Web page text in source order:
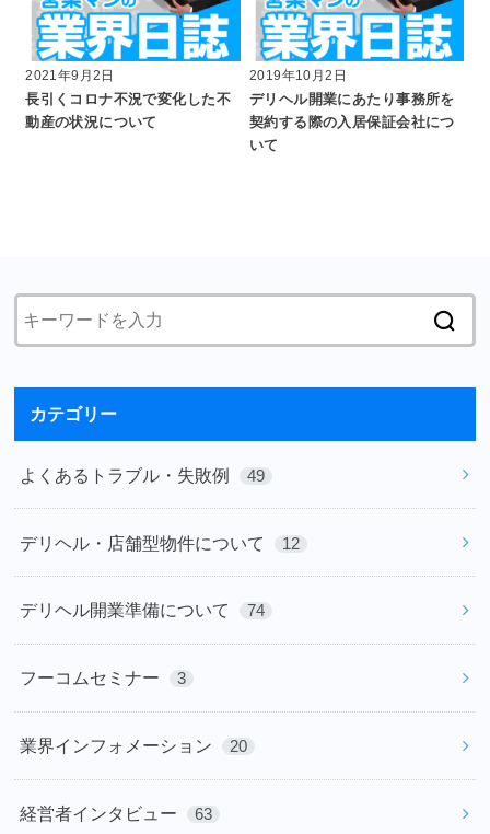
2021年9月2日
長引くコロナ不況で変化した不
動産の状況について
2019年10月2日
デリヘル開業にあたり事務所を
契約する際の入居保証会社につ
いて
カテゴリー
よくあるトラブル・失敗例 49
デリヘル・店舗型物件について 12
デリヘル開業準備について 74
フーコムセミナー 3
業界インフォメーション 20
経営者インタビュー 63